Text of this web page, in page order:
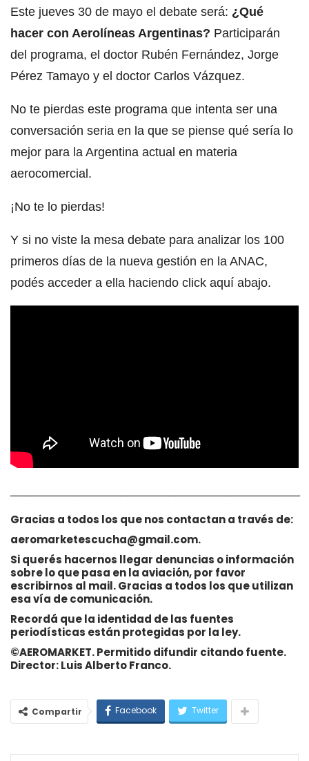
Este jueves 30 de mayo el debate será: ¿Qué
hacer con Aerolíneas Argentinas? Participarán
del programa, el doctor Rubén Fernández, Jorge
Pérez Tamayo y el doctor Carlos Vázquez.
No te pierdas este programa que intenta ser una
conversación seria en la que se piense qué sería lo
mejor para la Argentina actual en materia
aerocomercial.
¡No te lo pierdas!
Y si no viste la mesa debate para analizar los 100
primeros días de la nueva gestión en la ANAC,
podés acceder a ella haciendo click aquí abajo.
Gracias a todos los que nos contactan a través de:
aeromarketescucha@gmail.com.
Si querés hacernos llegar denuncias o información
sobre lo que pasa en la aviación, por favor
escribirnos al mail. Gracias a todos los que utilizan
esa vía de comunicación.
Recordá que la identidad de las fuentes
periodísticas están protegidas por la ley.
©AEROMARKET. Permitido difundir citando fuente.
Director: Luis Alberto Franco.
Compartir Facebook Twitter